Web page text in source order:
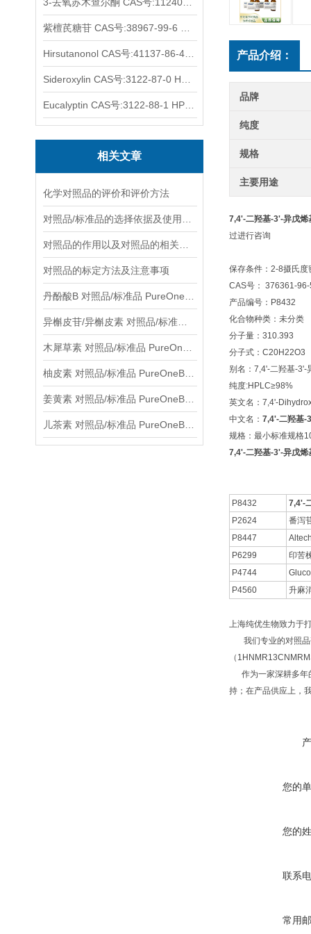
相关文章
化学对照品的评价和评价方法
对照品的标定方法及注意事项
产品介绍：
品牌
纯度
规格
主要用途
7,4'-二羟基-3'-异戊
过进行咨询
保存条件：2-8摄氏度
CAS号： 376361-
产品编号：P8432
化合物种类：未分类
分子量：310.393
分子式：C20H22O3
别名：7,4'-二羟基-3'-
纯度:HPLC≥98%
英文名：7,4'-
中文名： 7,4'-二羟基-
规格：最小标准规格
7,4'-二羟基-3'-异戊
P8432
7,4'-
P2624
番泻
P8447
P6299
印苦
P4744
P4560
升麻
上海纯优生物致力于
我们专业的对照品
（
作为一家深耕多年
持；在产品供应上，
您的
您的
联系
常用